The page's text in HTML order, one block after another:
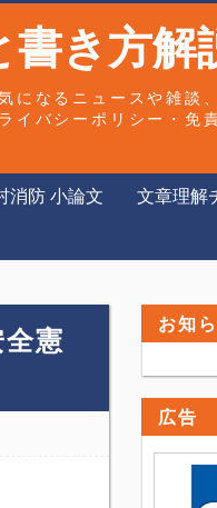
き方解
なるニュースや雑談
バシーポリシー・免
消防 小論文 文章理解
憲
お知
広告